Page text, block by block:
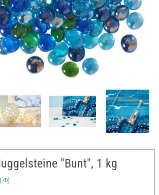
"Bunt", 1 kg
(70)